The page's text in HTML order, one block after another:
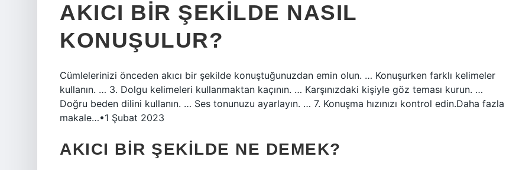
AKICI BIR ŞEKILDE NASIL
KONUŞULUR?
Cümlelerinizi önceden akıcı bir şekilde konuştuğunuzdan emin olun. … Konuşurken farklı kelimeler
kullanın. … 3. Dolgu kelimeleri kullanmaktan kaçının. … Karşınızdaki kişiyle göz teması kurun. …
Doğru beden dilini kullanın. … Ses tonunuzu ayarlayın. … 7. Konuşma hızınızı kontrol edin.Daha fazla
makale…•1 Şubat 2023
AKICI BIR ŞEKILDE NE DEMEK?